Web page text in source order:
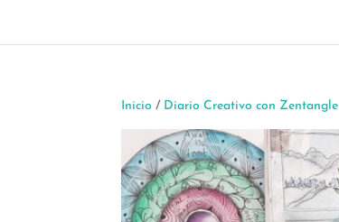
Inicio / Diario Creativo con Zentangle